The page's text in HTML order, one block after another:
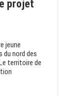
projet
jeune
du nord des
territoire de